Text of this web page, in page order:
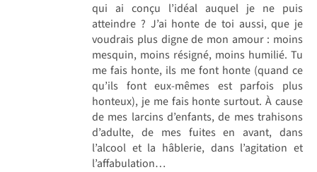
qui ai conçu l’idéal auquel je ne puis
atteindre ? J’ai honte de toi aussi, que je
voudrais plus digne de mon amour : moins
mesquin, moins résigné, moins humilié. Tu
me fais honte, ils me font honte (quand ce
qu’ils font eux-mêmes est parfois plus
honteux), je me fais honte surtout. À cause
de mes larcins d’enfants, de mes trahisons
d’adulte, de mes fuites en avant, dans
l’alcool et la hâblerie, dans l’agitation et
l’affabulation…